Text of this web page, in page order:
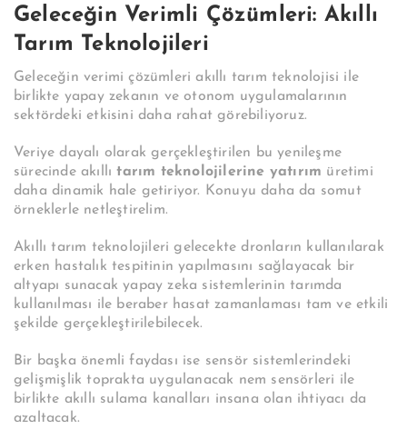
Geleceğin Verimli Çözümleri: Akıllı
Tarım Teknolojileri
Geleceğin verimi çözümleri akıllı tarım teknolojisi ile
birlikte yapay zekanın ve otonom uygulamalarının
sektördeki etkisini daha rahat görebiliyoruz.
Veriye dayalı olarak gerçekleştirilen bu yenileşme
sürecinde akıllıtarım teknolojilerine yatırım üretimi
daha dinamik hale getiriyor. Konuyu daha da somut
örneklerle netleştirelim.
Akıllı tarım teknolojileri gelecekte dronların kullanılarak
erken hastalık tespitinin yapılmasını sağlayacak bir
altyapı sunacak yapay zeka sistemlerinin tarımda
kullanılması ile beraber hasat zamanlaması tam ve etkili
şekilde gerçekleştirilebilecek.
Bir başka önemli faydası ise sensör sistemlerindeki
gelişmişlik toprakta uygulanacak nem sensörleri ile
birlikte akıllı sulama kanalları insana olan ihtiyacı da
azaltacak.